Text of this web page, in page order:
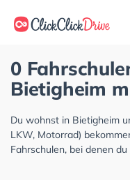
0
Bietigheim
Du wohnst in Bietigheim
LKW, Motorrad)
Fahrschulen, bei denen